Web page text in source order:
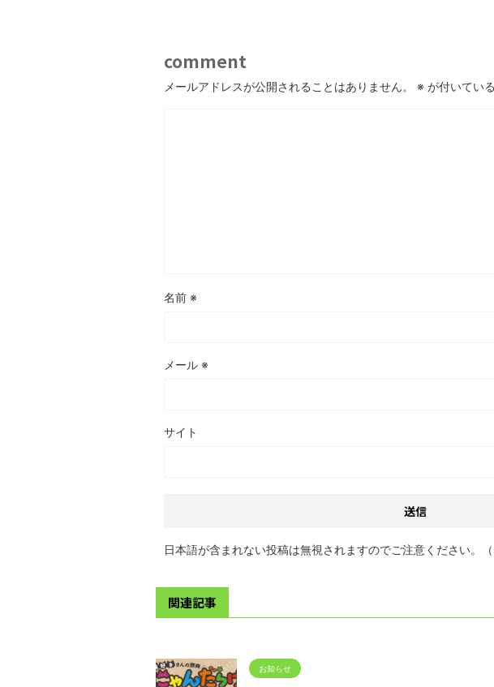
comment
メールアドレスが公開されることはありません。 ※ が付いてい
名前 ※
メール ※
サイト
日本語が含まれない投稿は無視されますのでご注意ください。（
関連記事
お知らせ